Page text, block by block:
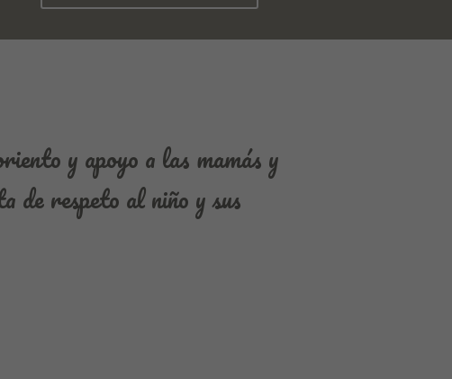
y apoyo a las mamás y
de respeto al niño y sus